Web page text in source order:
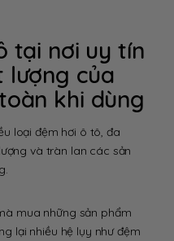
tại nơi uy tín
lượng của
khi dùng
loại đệm hơi ô tô, đa
và tràn lan các sản
mua những sản phẩm
lại nhiều hệ lụy như đệm